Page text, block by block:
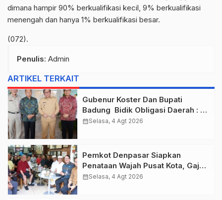
dimana hampir 90% berkualifikasi kecil, 9% berkualifikasi
menengah dan hanya 1% berkualifikasi besar.
(072).
Penulis: Admin
ARTIKEL TERKAIT
Gubenur Koster Dan Bupati
Badung Bidik Obligasi Daerah :
Gaspol Bangun Infrastruktur
calendar_monthSelasa, 4 Agt 2026
Pemkot Denpasar Siapkan
Penataan Wajah Pusat Kota, Gajah
Mada Jadi Salah Satu Kawasan
calendar_monthSelasa, 4 Agt 2026